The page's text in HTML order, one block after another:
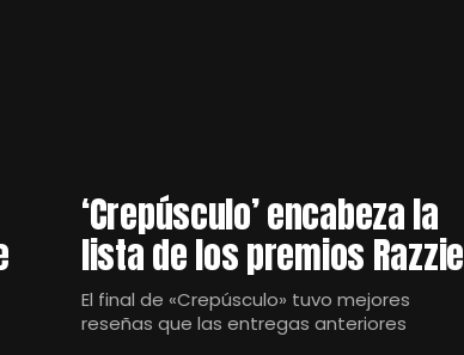
‘Crepúsculo’ encabeza la
lista de los premios Razzie
El final de «Crepúsculo» tuvo mejores
reseñas que las entregas anteriores